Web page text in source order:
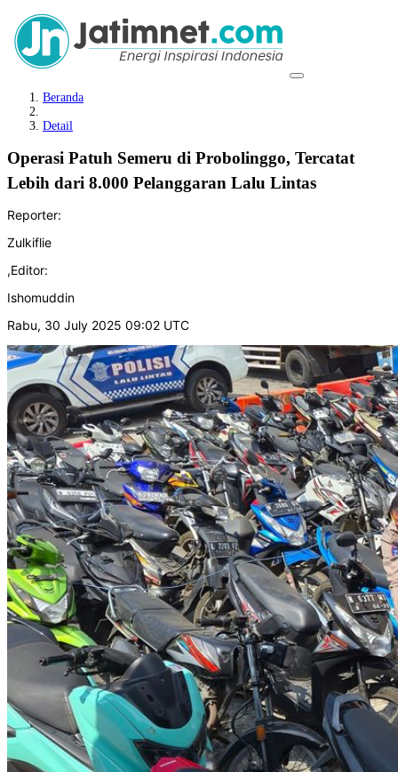
Beranda
Detail
Operasi Patuh Semeru di Probolinggo, Tercatat
Lebih dari 8.000 Pelanggaran Lalu Lintas
Reporter:
Zulkiflie
,Editor:
Ishomuddin
Rabu, 30 July 2025 09:02 UTC